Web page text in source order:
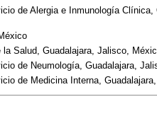
de Alergia e Inmunología Clínica,
la Salud, Guadalajara, Jalisco,
de Neumología, Guadalajara,
de Medicina Interna,